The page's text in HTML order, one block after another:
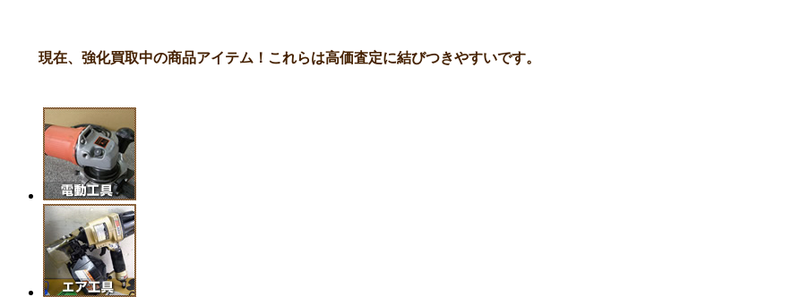
現在、強化買取中の商品アイテム！これらは高価査定に結びつきやすいです。